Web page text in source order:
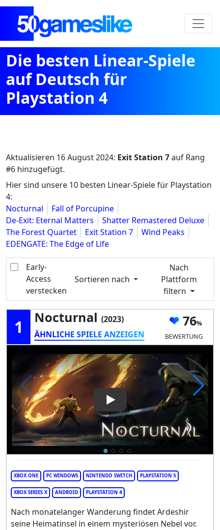
Die besten Linear-Spiele
auf Deutsch für
Playstation 4
Aktualisieren 16 August 2024: Exit Station 7auf Rang
#6 hinzugefügt.
Hier sind unsere 10 besten Linear-Spiele für Playstation
4:
Nocturnal
Fall of Porcupine
De-Exit: Eternal Matters
Shatter Remastered Deluxe
The Forest Quartet
Exit Station 7
Wind Peaks
EDENGATE: The Edge of Life
Early-
Access
verstecken
Sortieren nach
Nach
Plattform
filtern
1 Nocturnal (2023)
ÄHNLICHE SPIELE ANZEIGEN
76
BEWERTUNG
Play Video: Nocturnal
XBOX ONE PC WINDOWS NINTENDO SWITCH PLAYSTATION 5
XBOX SERIES X ANDROID PLAYSTATION 4
Nach monatelanger Wanderung findet Ardeshir
seine Heimatinsel in einem mysteriösen Nebel vor.